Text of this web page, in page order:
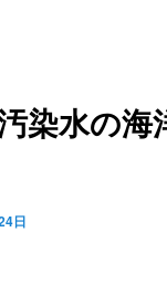
染水の海
日